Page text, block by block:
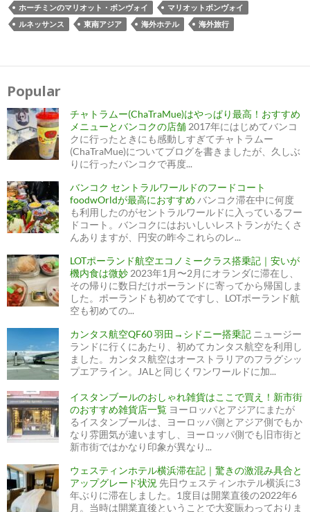
ホーチミンのマリオット・ボンヴォイ
マリオットボンヴォイ
ルネッサンス
東南アジア 海外ホテル 海外旅行
投
ビ
ゲ
ー
シ
ョ
ン
Popular
チャトラムー(ChaTraMue)はやっぱり最高！おすすめ
メニューとバンコクの店舗 2017年にはじめてバンコ
クに行ったときにも感動しすぎてチャトラムー
(ChaTraMue)についてブログを書きましたが、久しぶ
りに行ったバンコクで再度...
バンコク セントラルワールドのフードコート
foodwOrldが最高におすすめ バンコク滞在中に何度
も利用したのがセントラルワールドに入っているフー
ドコート。バンコクにはおいしいレストランがたくさ
んありますが、円安の昨今これらのレ...
LOTポーランド航空エコノミークラス搭乗記｜安いが
機内食は微妙 2023年1月〜2月にオランダに滞在し、
その帰りに数日だけポーランドに寄ってから帰国しま
した。ポーランドも初めてですし、LOTポーランド航
空も初めての...
カンタス航空QF60 羽田→シドニー搭乗記 ニュージー
ランドに行くにあたり、初めてカンタス航空を利用し
ました。カンタス航空はオーストラリアのフラグシッ
プエアライン。JALと同じくワンワールドに加...
イスタンブールのおしゃれ雑貨はここで買え！新市街
のおすすめ雑貨店一覧 ヨーロッパとアジアにまたが
るイスタンブールは、ヨーロッパ側とアジア側でもか
なり雰囲気が違いますし、ヨーロッパ側でも旧市街と
新市街ではかなり印象が異なり...
ウェスティンホテル横浜滞在記｜驚きの激混み具合と
アップグレード状況 先日ウェスティンホテル横浜に3
年ぶりに滞在しました。1度目は開業直後の2022年6
月。当時は開業直後ということで大変賑わっておりま